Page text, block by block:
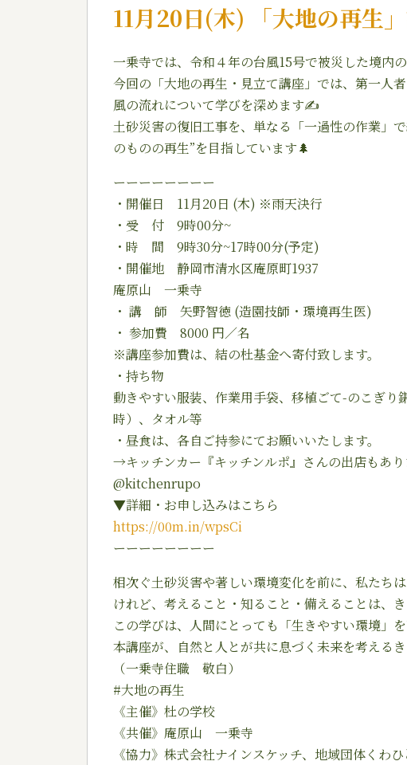
11月20日(木) 「大地の再生
一乗寺では、令和４年の台風15号で被災した境内
今回の「大地の再生・見立て講座」では、第一人
風の流れについて学びを深めます✍️
土砂災害の復旧工事を、単なる「一過性の作業」
のものの再生”を目指しています🌲
ーーーーーーーー
・開催日 11月20日 (木) ※雨天決行
・受 付 9時00分~
・時 間 9時30分~17時00分(予定)
・開催地 静岡市清水区庵原町1937
庵原山 一乗寺
・ 講 師 矢野智徳 (造園技師・環境再生医)
・ 参加費 8000 円／名
※講座参加費は、結の杜基金へ寄付致します。
・持ち物
動きやすい服装、作業用手袋、移植ごて-のこぎ
時）、タオル等
・昼食は、各自ご持参にてお願いいたします。
→キッチンカー『キッチンルポ』さんの出店もあり
@kitchenrupo
▼詳細・お申し込みはこちら
https://00m.in/wpsCi
ーーーーーーーー
相次ぐ土砂災害や著しい環境変化を前に、私たち
けれど、考えること・知ること・備えることは、き
この学びは、人間にとっても「生きやすい環境」
本講座が、自然と人とが共に息づく未来を考える
（一乗寺住職 敬白）
#大地の再生
《主催》杜の学校
《共催》庵原山 一乗寺
《協力》株式会社ナインスケッチ、地域団体くわ